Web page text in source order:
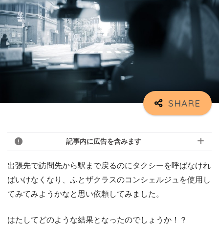
記事内に広告を含みます
出張先で訪問先から駅まで戻るのにタクシーを呼ばなけれ
ばいけなくなり、ふとザクラスのコンシェルジュを使用し
てみてみようかなと思い依頼してみました。
はたしてどのような結果となったのでしょうか！？